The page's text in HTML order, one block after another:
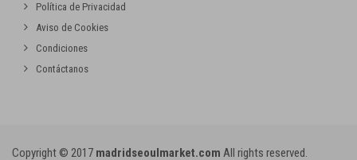
Política de Privacidad
Aviso de Cookies
Condiciones
Contáctanos
Copyright © 2017 madridseoulmarket.com All rights reserved.